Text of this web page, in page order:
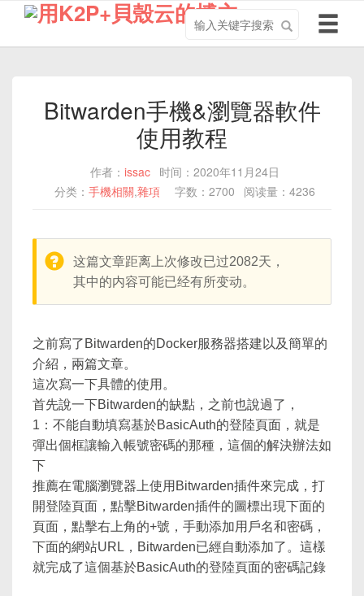
搜
关
导
航
切
Bitwarden手機&瀏覽器軟件
使用教程
作者： issac 时间：2020年11月24日
分类： 手機相關,雜項 字数：2700 阅读量：4236
warning:
这篇文章距离上次修改已过2082天，
其中的内容可能已经有所变动。
之前寫了Bitwarden的Docker服務器搭建以及簡單的
介紹，兩篇文章。
這次寫一下具體的使用。
首先說一下Bitwarden的缺點，之前也說過了，
1：不能自動填寫基於BasicAuth的登陸頁面，就是
彈出個框讓輸入帳號密碼的那種，這個的解決辦法如
下
推薦在電腦瀏覽器上使用Bitwarden插件來完成，打
開登陸頁面，點擊Bitwarden插件的圖標出現下面的
頁面，點擊右上角的+號，手動添加用戶名和密碼，
下面的網站URL，Bitwarden已經自動添加了。這樣
就完成了這個基於BasicAuth的登陸頁面的密碼記錄